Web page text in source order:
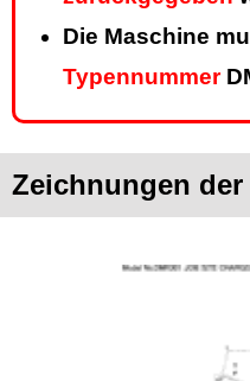
Die Maschine
Typennummer
Zeichnungen der